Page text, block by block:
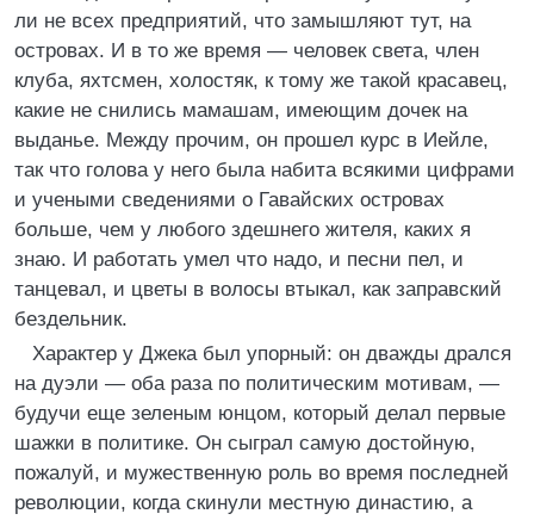
ли не всех предприятий, что замышляют тут, на
островах. И в то же время — человек света, член
клуба, яхтсмен, холостяк, к тому же такой красавец,
какие не снились мамашам, имеющим дочек на
выданье. Между прочим, он прошел курс в Иейле,
так что голова у него была набита всякими цифрами
и учеными сведениями о Гавайских островах
больше, чем у любого здешнего жителя, каких я
знаю. И работать умел что надо, и песни пел, и
танцевал, и цветы в волосы втыкал, как заправский
бездельник.
Характер у Джека был упорный: он дважды дрался
на дуэли — оба раза по политическим мотивам, —
будучи еще зеленым юнцом, который делал первые
шажки в политике. Он сыграл самую достойную,
пожалуй, и мужественную роль во время последней
революции, когда скинули местную династию, а